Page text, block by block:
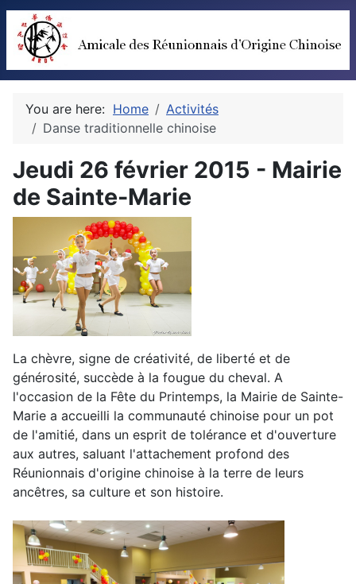
You are here: Home
Activités
Danse traditionnelle chinoise
Jeudi 26 février 2015 - Mairie
de Sainte-Marie
La chèvre, signe de créativité, de liberté et de
générosité, succède à la fougue du cheval. A
l'occasion de la Fête du Printemps, la Mairie de Sainte-
Marie a accueilli la communauté chinoise pour un pot
de l'amitié, dans un esprit de tolérance et d'ouverture
aux autres, saluant l'attachement profond des
Réunionnais d'origine chinoise à la terre de leurs
ancêtres, sa culture et son histoire.